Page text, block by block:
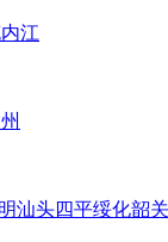
内江
汕头四平绥化韶关